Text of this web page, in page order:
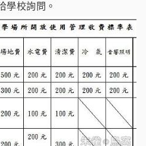
學校詢問。